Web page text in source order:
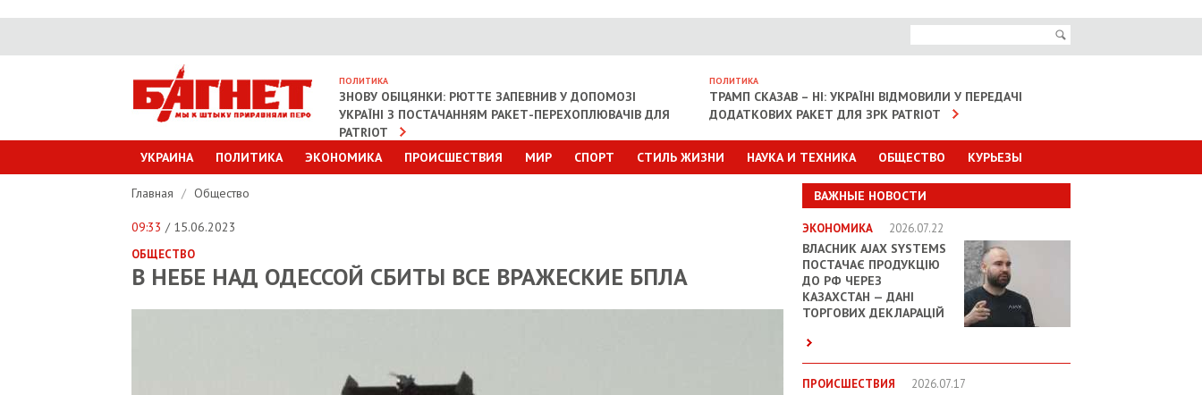
ПОЛИТИКА
ЗНОВУ ОБІЦЯНКИ: РЮТТЕ ЗАПЕВНИВ У ДОПОМОЗІ
УКРАЇНІ З ПОСТАЧАННЯМ РАКЕТ-ПЕРЕХОПЛЮВАЧІВ ДЛЯ
PATRIOT
ПОЛИТИКА
ТРАМП СКАЗАВ – НІ: УКРАЇНІ ВІДМОВИЛИ У ПЕРЕДАЧІ
ДОДАТКОВИХ РАКЕТ ДЛЯ ЗРК PATRIOT
УКРАИНА ПОЛИТИКА ЭКОНОМИКА ПРОИСШЕСТВИЯ МИР СПОРТ СТИЛЬ ЖИЗНИ НАУКА И ТЕХНИКА ОБЩЕСТВО КУРЬЕЗЫ
ВАЖНЫЕ НОВОСТИ
ЭКОНОМИКА 2026.07.22
ВЛАСНИК AJAX SYSTEMS
ПОСТАЧАЄ ПРОДУКЦІЮ
ДО РФ ЧЕРЕЗ
КАЗАХСТАН — ДАНІ
ТОРГОВИХ ДЕКЛАРАЦІЙ
ПРОИСШЕСТВИЯ 2026.07.17
Главная / Общество
09:33 / 15.06.2023
ОБЩЕСТВО
В НЕБЕ НАД ОДЕССОЙ СБИТЫ ВСЕ ВРАЖЕСКИЕ БПЛА